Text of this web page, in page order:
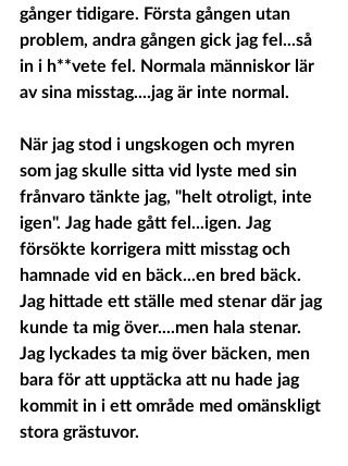
gånger tidigare. Första gången utan
problem, andra gången gick jag fel...så
in i h**vete fel. Normala människor lär
av sina misstag....jag är inte normal.
När jag stod i ungskogen och myren
som jag skulle sitta vid lyste med sin
frånvaro tänkte jag, "helt otroligt, inte
igen". Jag hade gått fel...igen. Jag
försökte korrigera mitt misstag och
hamnade vid en bäck...en bred bäck.
Jag hittade ett ställe med stenar där jag
kunde ta mig över....men hala stenar.
Jag lyckades ta mig över bäcken, men
bara för att upptäcka att nu hade jag
kommit in i ett område med omänskligt
stora grästuvor.